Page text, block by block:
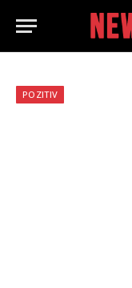
POZITIV